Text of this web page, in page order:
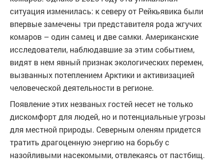
ситуация изменилась: к северу от Рейкьявика были
впервые замечены три представителя рода жгучих
комаров – один самец и две самки. Американские
исследователи, наблюдавшие за этим событием,
видят в нем явный признак экологических перемен,
вызванных потеплением Арктики и активизацией
человеческой деятельности в регионе.
Появление этих незваных гостей несет не только
дискомфорт для людей, но и потенциальные угрозы
для местной природы. Северным оленям придется
тратить драгоценную энергию на борьбу с
назойливыми насекомыми, отвлекаясь от пастбищ.